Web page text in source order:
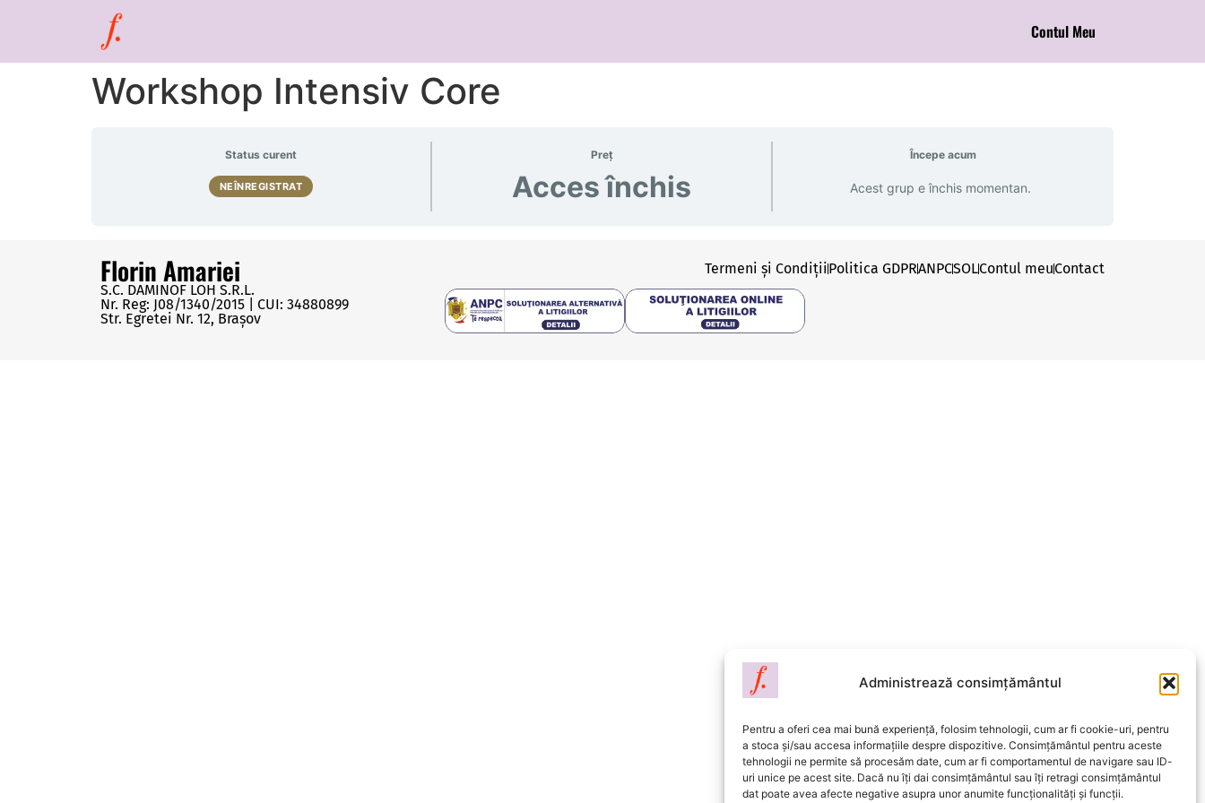
Administrează consimțământul
Pentru a oferi cea mai bună experiență, folosim tehnologii, cum ar fi cookie-uri, pentru
a stoca și/sau accesa informațiile despre dispozitive. Consimțământul pentru aceste
tehnologii ne permite să procesăm date, cum ar fi comportamentul de navigare sau ID-
uri unice pe acest site. Dacă nu îți dai consimțământul sau îți retragi consimțământul
dat poate avea afecte negative asupra unor anumite funcționalități și funcții.
Contul Meu
Workshop Intensiv Core
Status curent
NEÎNREGISTRAT
Preț
Acces închis
Începe acum
Acest grup e închis momentan.
Florin Amariei
S.C. DAMINOF LOH S.R.L.
Nr. Reg: J08/1340/2015 | CUI: 34880899
Str. Egretei Nr. 12, Brașov
Termeni și CondițiiPolitica GDPRANPCSOLContul meuContact